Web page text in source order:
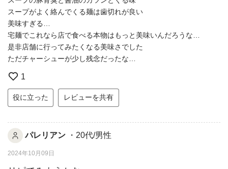
スープがよく絡んでくる麺は歯切れが良い
美味すぎる…
宅麺でこれなら店で食べる本物はもっと美味いんだろうな…
是非店舗に行ってみたくなる美味さでした
ただチャーシューが少し残念だったな…
1
役に立った レビューを共有
パレリアン ・20代/男性
2024年10月09日